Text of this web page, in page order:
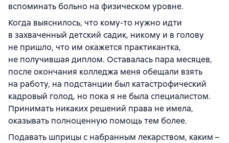
вспоминать больно на физическом уровне.
Когда выяснилось, что кому-то нужно идти
в захваченный детский садик, никому и в голову
не пришло, что им окажется практикантка,
не получившая диплом. Оставалась пара месяцев,
после окончания колледжа меня обещали взять
на работу, на подстанции был катастрофический
кадровый голод, но пока я не была специалистом.
Принимать никаких решений права не имела,
оказывать полноценную помощь тем более.
Подавать шприцы с набранным лекарством, каким –